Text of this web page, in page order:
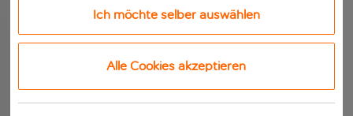
Ich möchte selber auswählen
Alle Cookies akzeptieren